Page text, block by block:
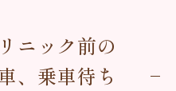
ニック前の
、乗車待ち